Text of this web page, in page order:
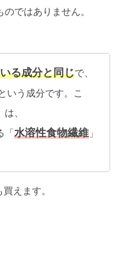
ではありません。
る成分と同じで、
いう成分です。こ
、
「水溶性食物繊維 」
えます。